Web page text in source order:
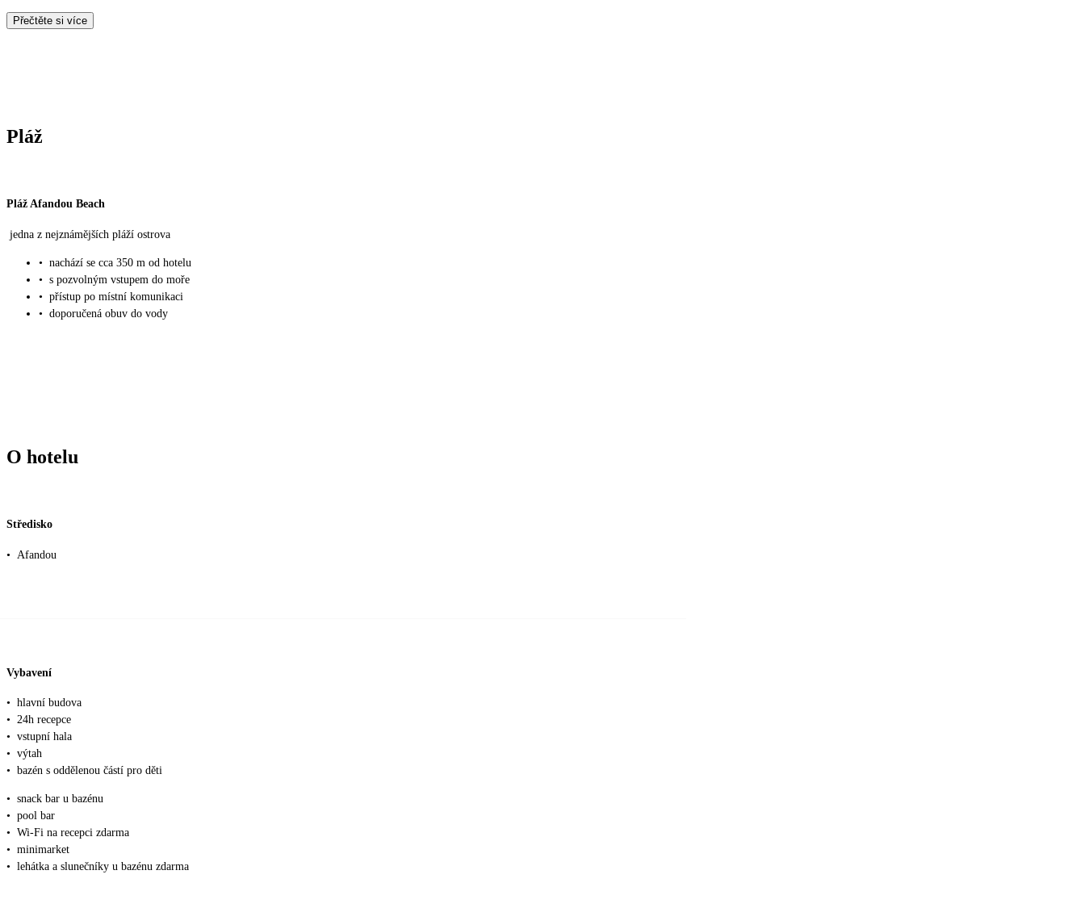
Přečtěte si více
Pláž
Pláž Afandou Beach
jedna z nejznámějších pláží ostrova
• nachází se cca 350 m od hotelu
• s pozvolným vstupem do moře
• přístup po místní komunikaci
• doporučená obuv do vody
O hotelu
Středisko
• Afandou
Vybavení
• hlavní budova
• 24h recepce
• vstupní hala
• výtah
• bazén s oddělenou částí pro děti
• snack bar u bazénu
• pool bar
• Wi-Fi na recepci zdarma
• minimarket
• lehátka a slunečníky u bazénu zdarma